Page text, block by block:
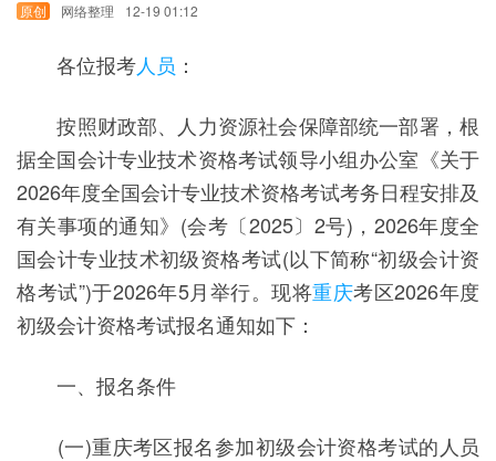
网络整理 12-19 01:12
各位报考人员 ：
按照财政部、人力资源社会保障部统一部署，根
据全国会计专业技术资格考试领导小组办公室《关于
2026年度全国会计专业技术资格考试考务日程安排及
有关事项的通知》(会考〔2025〕2号)，2026年度全
国会计专业技术初级资格考试(以下简称“初级会计资
格考试”)于2026年5月举行。现将重庆考区2026年度
初级会计资格考试报名通知如下：
一、报名条件
(一)重庆考区报名参加初级会计资格考试的人员